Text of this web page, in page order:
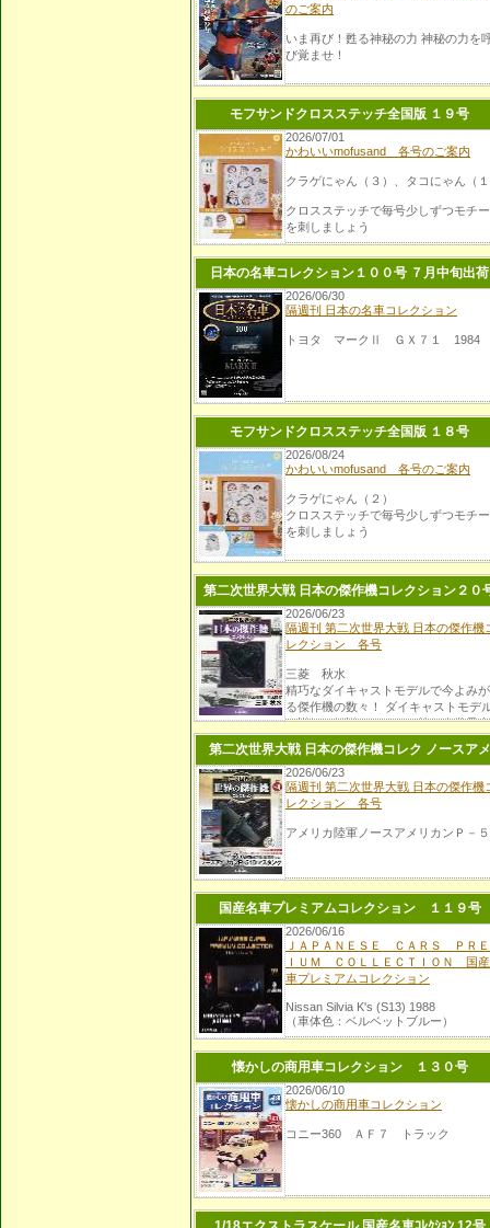
のご案内
いま再び！甦る神秘の力 神秘の力を
び覚ませ！
モフサンドクロスステッチ全国版 １９号
2026/07/01
かわいいmofusand 各号のご案内
クラゲにゃん（３）、タコにゃん（
クロスステッチで毎号少しずつモチ
を刺しましょう
日本の名車コレクション１００号 ７月中旬出荷
2026/06/30
隔週刊 日本の名車コレクション
トヨタ マークⅡ ＧＸ７１ 1984
モフサンドクロスステッチ全国版 １８号
2026/08/24
かわいいmofusand 各号のご案内
クラゲにゃん（２）
クロスステッチで毎号少しずつモチ
を刺しましょう
第二次世界大戦 日本の傑作機コレクション２０
2026/06/23
隔週刊 第二次世界大戦 日本の傑作機
レクション 各号
三菱 秋水
精巧なダイキャストモデルで今よみ
る傑作機の数々！ ダイキャストモデ
と詳細な解説マガジンで第二次世界大
戦・日本の傑作機のすべてを手に入れ
る！
第二次世界大戦 日本の傑作機コレク ノースアメ
2026/06/23
隔週刊 第二次世界大戦 日本の傑作機
レクション 各号
アメリカ陸軍ノースアメリカンＰ－
国産名車プレミアムコレクション １１９号
2026/06/16
ＪＡＰＡＮＥＳＥ ＣＡＲＳ ＰＲ
ＩＵＭ ＣＯＬＬＥＣＴＩＯＮ 国
車プレミアムコレクション
Nissan Silvia K's (S13) 1988
（車体色：ベルベットブルー）
懐かしの商用車コレクション １３０号
2026/06/10
懐かしの商用車コレクション
コニー360 ＡＦ７ トラック